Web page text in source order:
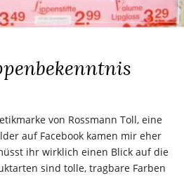
von Rossmann Toll, eine
auf Facebook kamen mir eher
ihr wirklich einen Blick auf die
sind tolle, tragbare Farben